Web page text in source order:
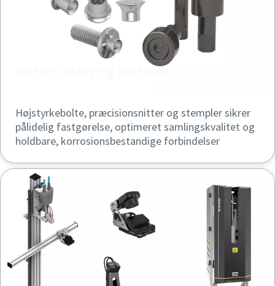
Nitter, nitter og matricer
Højstyrkebolte, præcisionsnitter og stempler sikrer
pålidelig fastgørelse, optimeret samlingskvalitet og
holdbare, korrosionsbestandige forbindelser